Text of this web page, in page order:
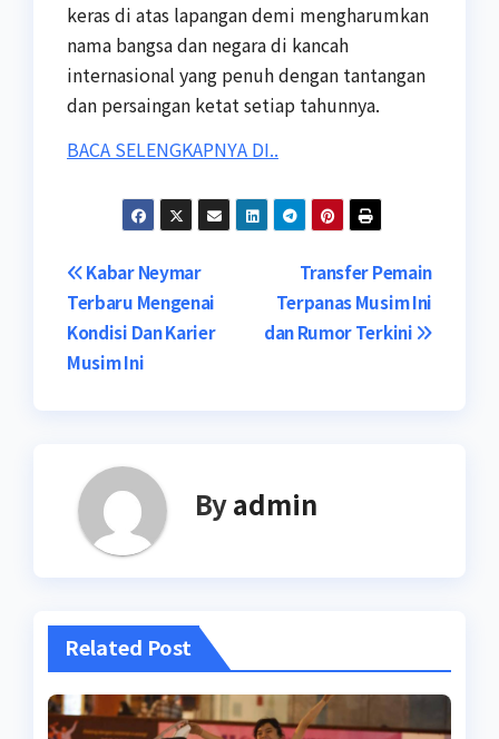
keras di atas lapangan demi mengharumkan
nama bangsa dan negara di kancah
internasional yang penuh dengan tantangan
dan persaingan ketat setiap tahunnya.
BACA SELENGKAPNYA DI..
Post
navigation
Transfer Pemain
Terpanas Musim Ini
dan Rumor Terkini
Kabar Neymar
Terbaru Mengenai
Kondisi Dan Karier
Musim Ini
Byadmin
Related Post